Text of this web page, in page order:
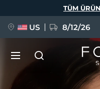
TÜM
US 8/12/26